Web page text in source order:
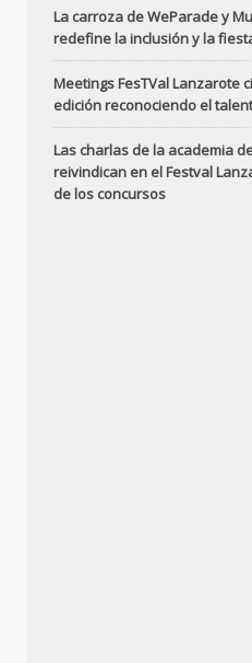
La carroza de WeParade y
redefine la inclusión y la
Meetings FesTVal Lanzarote
edición reconociendo el
Las charlas de la academia
reivindican en el Festval
de los concursos